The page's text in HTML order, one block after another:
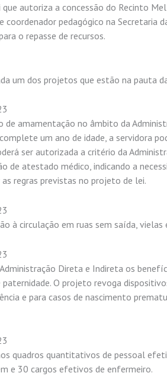
autoriza a concessão do Recinto
coordenador pedagógico na
o repasse de recursos.
um dos projetos que estão na pauta
de amamentação no âmbito da
um ano de idade, a servidora
ser autorizada a critério da
de atestado médico, indicando a
regras previstas no projeto de lei.
à circulação em ruas sem saída,
Direta e Indireta os
O projeto revoga
e para casos de nascimento
quadros quantitativos de pessoal
e 30 cargos efetivos de enfermeiro.